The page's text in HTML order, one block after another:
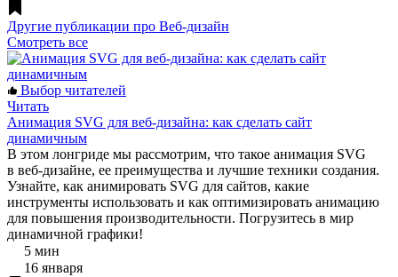
Другие публикации про Веб-дизайн
Смотреть все
Выбор читателей
Читать
Анимация SVG для веб-дизайна: как сделать сайт
динамичным
В этом лонгриде мы рассмотрим, что такое анимация SVG
в веб-дизайне, ее преимущества и лучшие техники создания.
Узнайте, как анимировать SVG для сайтов, какие
инструменты использовать и как оптимизировать анимацию
для повышения производительности. Погрузитесь в мир
динамичной графики!
5 мин
16 января